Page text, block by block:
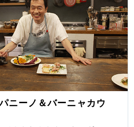
ニーノ＆バーニャカウ